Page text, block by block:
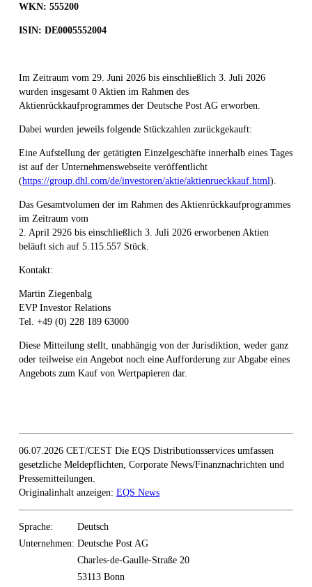
WKN: 555200
ISIN: DE0005552004
Im Zeitraum vom 29. Juni 2026 bis einschließlich 3. Juli 2026
wurden insgesamt 0 Aktien im Rahmen des
Aktienrückkaufprogrammes der Deutsche Post AG erworben.
Dabei wurden jeweils folgende Stückzahlen zurückgekauft:
Eine Aufstellung der getätigten Einzelgeschäfte innerhalb eines Tages
ist auf der Unternehmenswebseite veröffentlicht
(https://group.dhl.com/de/investoren/aktie/aktienrueckkauf.html).
Das Gesamtvolumen der im Rahmen des Aktienrückkaufprogrammes
im Zeitraum vom
2. April 2926 bis einschließlich 3. Juli 2026 erworbenen Aktien
beläuft sich auf 5.115.557 Stück.
Kontakt:
Martin Ziegenbalg
EVP Investor Relations
Tel. +49 (0) 228 189 63000
Diese Mitteilung stellt, unabhängig von der Jurisdiktion, weder ganz
oder teilweise ein Angebot noch eine Aufforderung zur Abgabe eines
Angebots zum Kauf von Wertpapieren dar.
06.07.2026 CET/CEST Die EQS Distributionsservices umfassen
gesetzliche Meldepflichten, Corporate News/Finanznachrichten und
Pressemitteilungen.
Originalinhalt anzeigen: EQS News
Sprache:
Deutsch
Unternehmen: Deutsche Post AG
Charles-de-Gaulle-Straße 20
53113 Bonn